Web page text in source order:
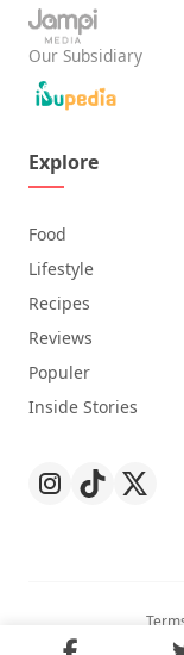
Our Subsidiary
Explore
Food
Lifestyle
Recipes
Reviews
Populer
Inside Stories